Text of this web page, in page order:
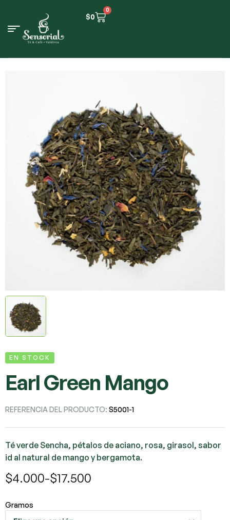
$0
0
EN STOCK
Earl Green Mango
REFERENCIA DEL PRODUCTO: S5001-1
Té verde Sencha, pétalos de aciano, rosa, girasol, sabor
id al natural de mango y bergamota.
$4.000-$17.500
Gramos